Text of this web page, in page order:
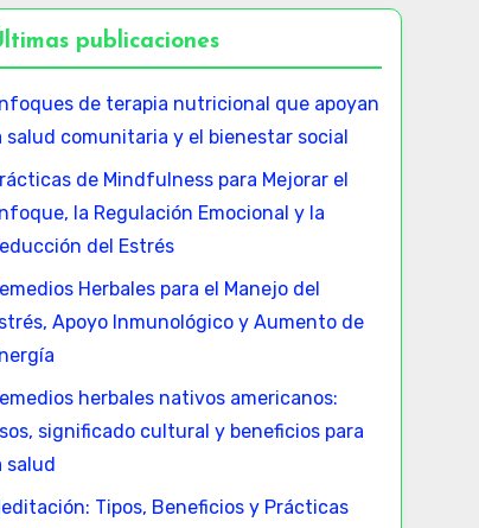
publicaciones
de terapia nutricional que apoyan
salud comunitaria y el bienestar social
de Mindfulness para Mejorar el
la Regulación Emocional y la
del Estrés
Herbales para el Manejo del
Apoyo Inmunológico y Aumento de
herbales nativos americanos:
significado cultural y beneficios para
salud
Tipos, Beneficios y Prácticas